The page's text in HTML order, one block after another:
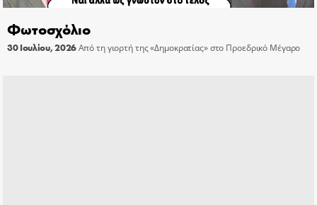
Φωτοσχόλιο
30 Ιουλίου, 2026Από τη γιορτή της «Δημοκρατίας» στο Προεδρικό Μέγαρο